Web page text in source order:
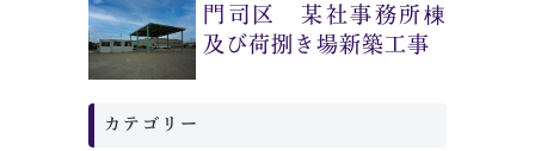
門司区 某社事務所棟
及び荷捌き場新築工事
カテゴリー